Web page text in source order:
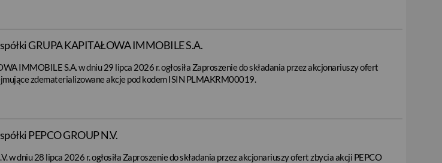
GRUPA KAPITAŁOWA IMMOBILE S.A.
IMMOBILE S.A. w dniu 29 lipca 2026 r. ogłosiła Zaproszenie do składania przez akcjonariuszy ofert
zdematerializowane akcje pod kodem ISIN PLMAKRM00019.
PEPCO GROUP N.V.
w dniu 28 lipca 2026 r. ogłosiła Zaproszenie do składania przez akcjonariuszy ofert zbycia akcji PEPCO